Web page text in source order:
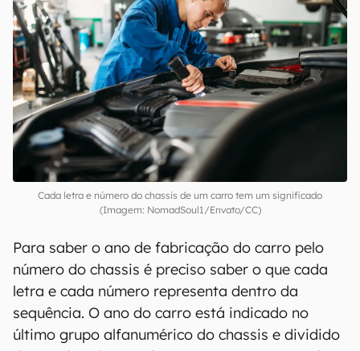
Cada letra e número do chassis de um carro tem um significado
(Imagem: NomadSoul1/Envato/CC)
Para saber o ano de fabricação do carro pelo
número do chassis é preciso saber o que cada
letra e cada número representa dentro da
sequência. O ano do carro está indicado no
último grupo alfanumérico do chassis e dividido